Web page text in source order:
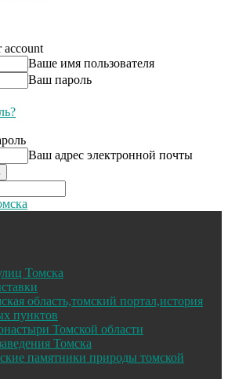
account
Ваше имя пользователя
Ваш пароль
Ваш адрес электронной почты
Томска
область,томский портал,история
пунктов
Томской области
Томска
памятники природы томской